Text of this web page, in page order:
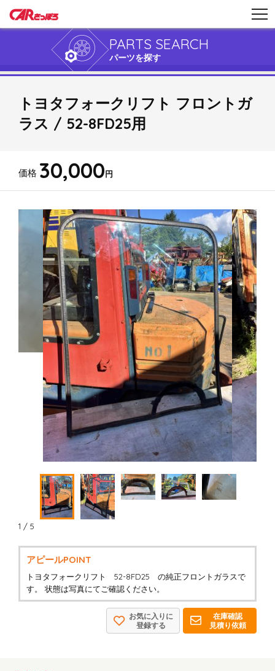
PARTS SEARCH
パーツを探す
トヨタフォークリフト フロントガ
ラス / 52-8FD25用
価格 30,000円
1 / 5
アピールPOINT
トヨタフォークリフト 52-8FD25 の純正フロントガラスで
す。 状態は写真にてご確認ください。
在庫確認
見積り依頼
お気に入りに
登録する